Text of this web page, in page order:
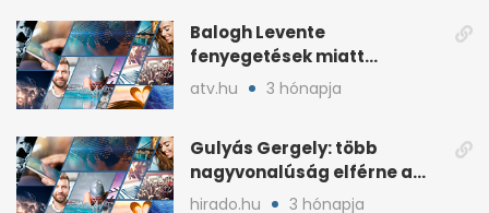
Balogh Levente
fenyegetések miatt
lemondta erdélyi előadás-
atv.hu 3 hónapja
Gulyás Gergely: több
nagyvonalúság elférne a
kétharmados győztesekben
hirado.hu 3 hónapja